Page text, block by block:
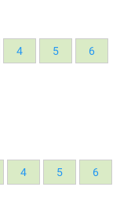
4 5 6
4 5 6